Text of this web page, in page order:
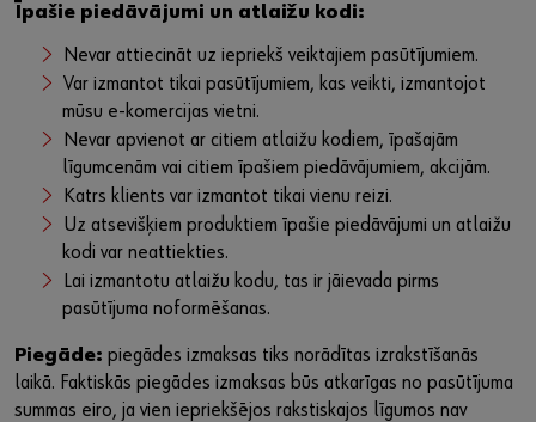
Īpašie piedāvājumi un atlaižu kodi:
Nevar attiecināt uz iepriekš veiktajiem pasūtījumiem.
Var izmantot tikai pasūtījumiem, kas veikti, izmantojot
mūsu e-komercijas vietni.
Nevar apvienot ar citiem atlaižu kodiem, īpašajām
līgumcenām vai citiem īpašiem piedāvājumiem, akcijām.
Katrs klients var izmantot tikai vienu reizi.
Uz atsevišķiem produktiem īpašie piedāvājumi un atlaižu
kodi var neattiekties.
Lai izmantotu atlaižu kodu, tas ir jāievada pirms
pasūtījuma noformēšanas.
Piegāde: piegādes izmaksas tiks norādītas izrakstīšanās
laikā. Faktiskās piegādes izmaksas būs atkarīgas no pasūtījuma
summas eiro, ja vien iepriekšējos rakstiskajos līgumos nav